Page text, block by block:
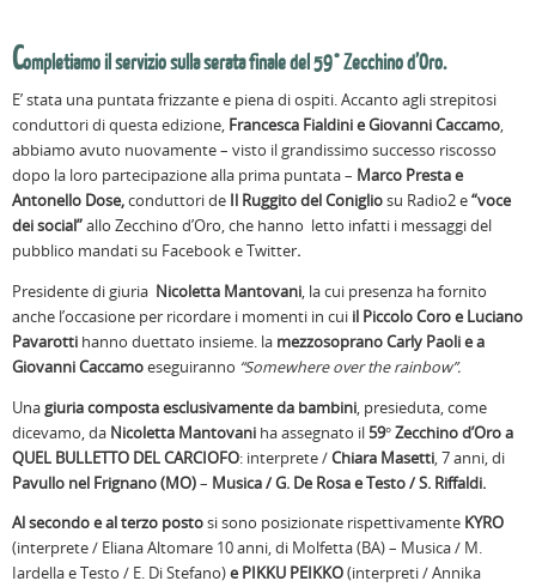
Completiamo il servizio sulla serata finale del 59° Zecchino d’Oro.
E’ stata una puntata frizzante e piena di ospiti. Accanto agli strepitosi
conduttori di questa edizione, Francesca Fialdini e Giovanni Caccamo,
abbiamo avuto nuovamente – visto il grandissimo successo riscosso
dopo la loro partecipazione alla prima puntata – Marco Presta e
Antonello Dose,conduttori de Il Ruggito del Conigliosu Radio2 e“voce
dei social”allo Zecchino d’Oro, che hanno letto infatti i messaggi del
pubblico mandati su Facebook e Twitter.
Presidente di giuria Nicoletta Mantovani, la cui presenza ha fornito
anche l’occasione per ricordare i momenti in cui il Piccolo Coro e Luciano
Pavarotti hanno duettato insieme. la mezzosoprano Carly Paoli e a
Giovanni Caccamoeseguiranno “Somewhere over the rainbow”.
Unagiuria composta esclusivamente da bambini, presieduta, come
dicevamo, da Nicoletta Mantovani ha assegnato il59° Zecchino d’Oro a
QUEL BULLETTO DEL CARCIOFO: interprete /Chiara Masetti, 7 anni, di
Pavullo nel Frignano (MO)– Musica / G. De Rosa e Testo / S. Riffaldi.
Al secondo e al terzo postosi sono posizionate rispettivamente KYRO
(interprete / Eliana Altomare 10 anni, di Molfetta (BA) – Musica / M.
Iardella e Testo / E. Di Stefano)e PIKKU PEIKKO(interpreti / Annika